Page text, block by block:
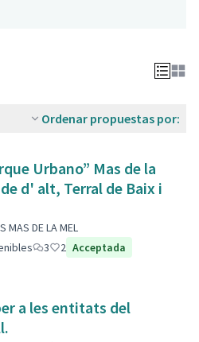
Ordenar propuestas por:
Urbano” Mas de la
d' alt, Terral de Baix i
MAS DE LA MEL
3 2 Acceptada
a les entitats del